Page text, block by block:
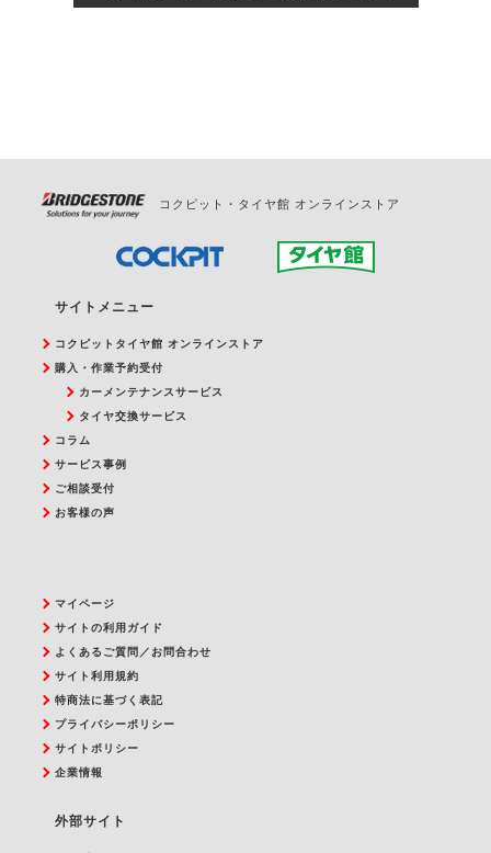
の日時変更につきましては、直接ご予約の店舗まで
コクピット・タイヤ館 オンラインストア
サイトメニュー
コクピットタイヤ館 オンラインストア
購入・作業予約受付
カーメンテナンスサービス
タイヤ交換サービス
コラム
サービス事例
ご相談受付
お客様の声
マイページ
サイトの利用ガイド
よくあるご質問／お問合わせ
サイト利用規約
特商法に基づく表記
プライバシーポリシー
サイトポリシー
企業情報
外部サイト